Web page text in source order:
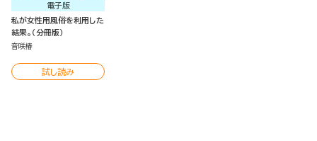
電子版
私が女性用風俗を利用した
結果。（分冊版）
音咲椿
試し読み